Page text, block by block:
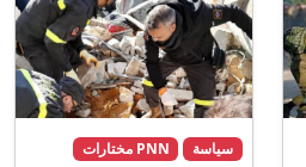
سياسة PNN مختارات